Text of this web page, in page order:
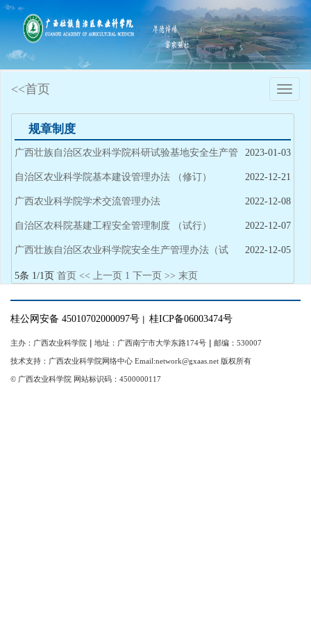
Toggle
<<首页
规章制度
2023-01-03
广西壮族自治区农业科学院科研试验基地安全生产管
理暂行办法 2022-12-21
自治区农业科学院基本建设管理办法 （修订）
2022-12-08
广西农业科学院学术交流管理办法
2022-12-07
自治区农科院基建工程安全管理制度 （试行）
2022-12-05
广西壮族自治区农业科学院安全生产管理办法（试
行）
5条 1/1页首页 << 上一页 1 下一页 >> 末页
桂公网安备 45010702000097号 ｜ 桂ICP备06003474号
主办：广西农业科学院 ｜ 地址：广西南宁市大学东路174号 ｜ 邮编：530007
技术支持：广西农业科学院网络中心 Email:network@gxaas.net 版权所有
© 广西农业科学院 网站标识码：4500000117